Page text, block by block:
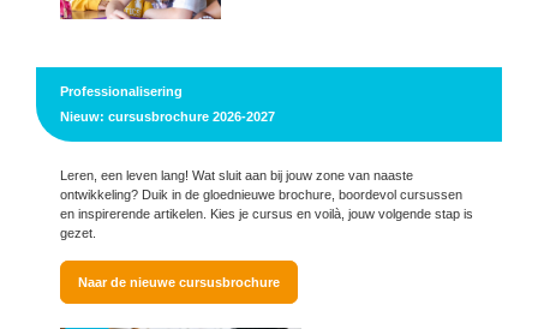
Professionalisering
Nieuw: cursusbrochure 2026-2027
Leren, een leven lang! Wat sluit aan bij jouw zone van naaste
ontwikkeling? Duik in de gloednieuwe brochure, boordevol cursussen
en inspirerende artikelen. Kies je cursus en voilà, jouw volgende stap is
gezet.
Naar de nieuwe cursusbrochure